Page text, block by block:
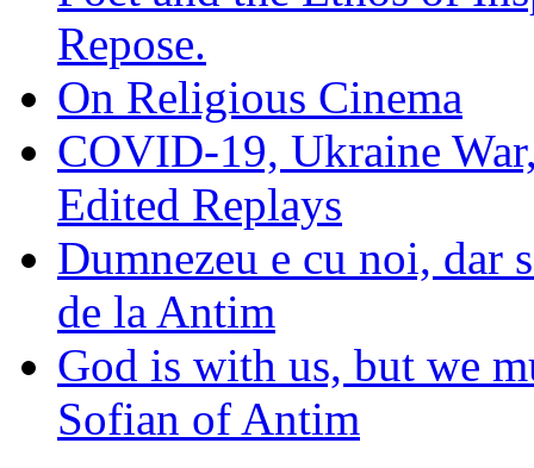
Repose.
On Religious Cinema
COVID-19, Ukraine
Edited Replays
Dumnezeu e cu noi, dar
de la Antim
God is with us, but we
Sofian of Antim